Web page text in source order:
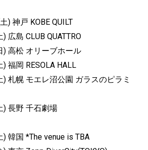
) 神戸 KOBE QUILT
広島 CLUB QUATTRO
) 高松 オリーブホール
福岡 RESOLA HALL
札幌 モエレ沼公園 ガラスのピラミ
) 長野 千石劇場
韓国 *The venue is TBA